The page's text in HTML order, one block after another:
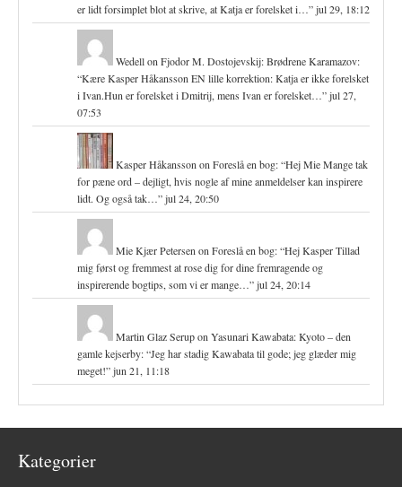
er lidt forsimplet blot at skrive, at Katja er forelsket i…”jul 29, 18:12
Wedellon Fjodor M. Dostojevskij: Brødrene Karamazov:
“Kære Kasper Håkansson EN lille korrektion: Katja er ikke forelsket
i Ivan.Hun er forelsket i Dmitrij, mens Ivan er forelsket…”jul 27,
07:53
Kasper Håkansson on Foreslå en bog: “Hej Mie Mange tak
for pæne ord – dejligt, hvis nogle af mine anmeldelser kan inspirere
lidt. Og også tak…”jul 24, 20:50
Mie Kjær Petersen on Foreslå en bog: “Hej Kasper Tillad
mig først og fremmest at rose dig for dine fremragende og
inspirerende bogtips, som vi er mange…”jul 24, 20:14
Martin Glaz Serupon Yasunari Kawabata: Kyoto – den
gamle kejserby: “Jeg har stadig Kawabata til gode; jeg glæder mig
meget!”jun 21, 11:18
Kategorier